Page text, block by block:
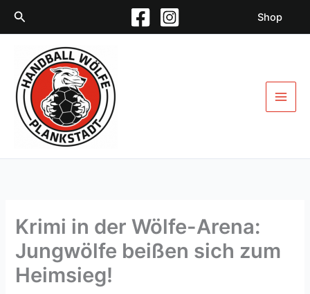
Inhalt
Suchen Shop
Krimi in der Wölfe-Arena:
Jungwölfe beißen sich zum
Heimsieg!